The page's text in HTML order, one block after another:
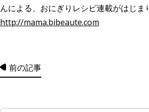
んによる、おにぎりレシピ連載がはじま
http://mama.bibeaute.com
前の記事